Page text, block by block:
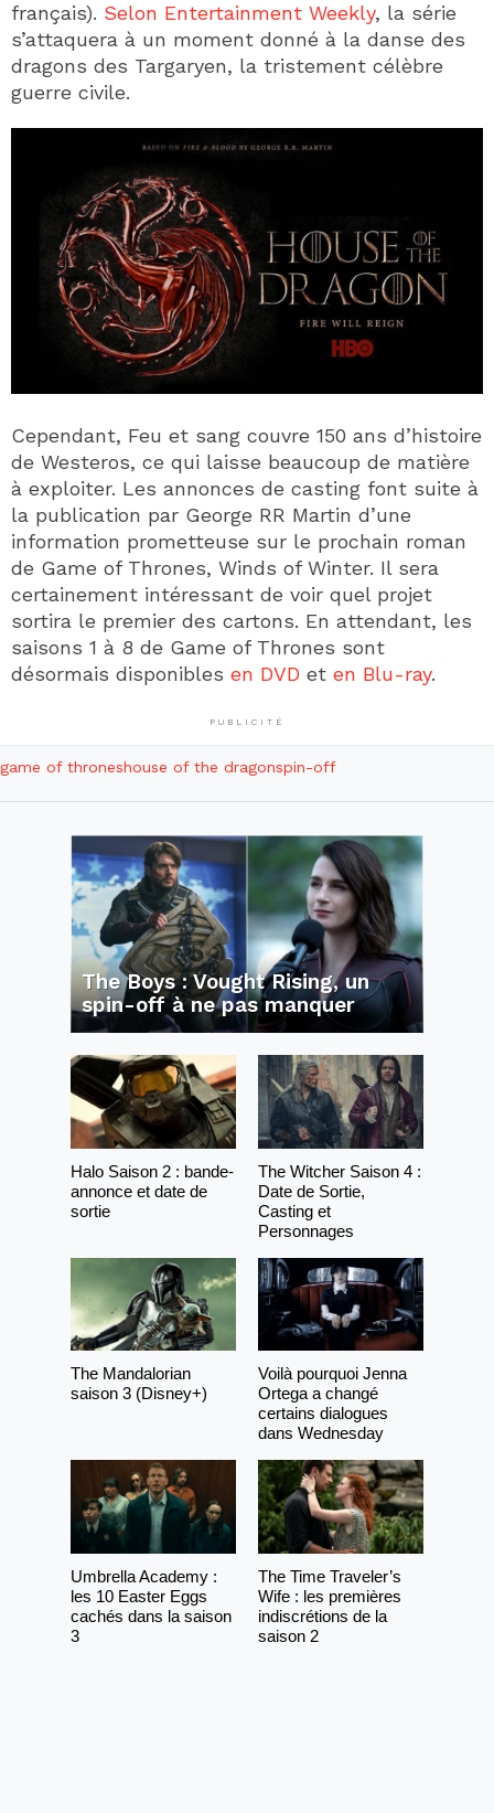
français). Selon Entertainment Weekly, la série
s’attaquera à un moment donné à la danse des
dragons des Targaryen, la tristement célèbre
guerre civile.
Cependant, Feu et sang couvre 150 ans d’histoire
de Westeros, ce qui laisse beaucoup de matière
à exploiter. Les annonces de casting font suite à
la publication par George RR Martin d’une
information prometteuse sur le prochain roman
de Game of Thrones, Winds of Winter. Il sera
certainement intéressant de voir quel projet
sortira le premier des cartons. En attendant, les
saisons 1 à 8 de Game of Thrones sont
désormais disponibles en DVD et en Blu-ray.
PUBLICITÉ
game of throneshouse of the dragonspin-off
The Boys : Vought Rising, un
spin-off à ne pas manquer
Halo Saison 2 : bande-
annonce et date de
sortie
The Witcher Saison 4 :
Date de Sortie,
Casting et
Personnages
The Mandalorian
saison 3 (Disney+)
Voilà pourquoi Jenna
Ortega a changé
certains dialogues
dans Wednesday
Umbrella Academy :
les 10 Easter Eggs
cachés dans la saison
3
The Time Traveler’s
Wife : les premières
indiscrétions de la
saison 2